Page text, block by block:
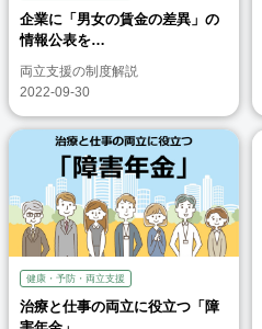
企業に「男女の賃金の差異」の
情報公表を…
両立支援の制度解説
2022-09-30
健康・予防・両立支援
治療と仕事の両立に役立つ「障